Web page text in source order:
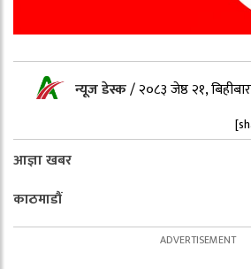
न्यूज डेस्क/२०८३ जेष्ठ २१,
आज्ञा खबर
काठमाडौं